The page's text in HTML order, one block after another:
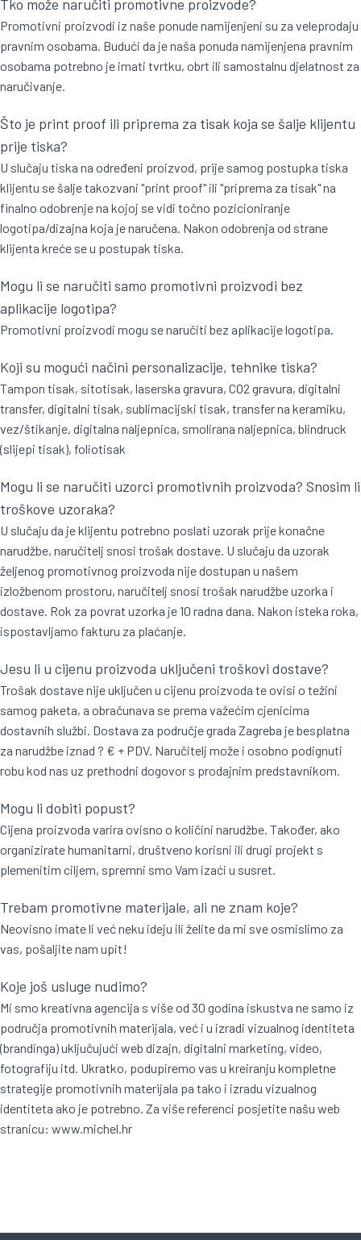
Tko može naručiti promotivne proizvode?
Promotivni proizvodi iz naše ponude namijenjeni su za veleprodaju
pravnim osobama. Budući da je naša ponuda namijenjena pravnim
osobama potrebno je imati tvrtku, obrt ili samostalnu djelatnost za
naručivanje.
Što je print proof ili priprema za tisak koja se šalje klijentu
prije tiska?
U slučaju tiska na određeni proizvod, prije samog postupka tiska
klijentu se šalje takozvani "print proof" ili "priprema za tisak" na
finalno odobrenje na kojoj se vidi točno pozicioniranje
logotipa/dizajna koja je naručena. Nakon odobrenja od strane
klijenta kreće se u postupak tiska.
Mogu li se naručiti samo promotivni proizvodi bez
aplikacije logotipa?
Promotivni proizvodi mogu se naručiti bez aplikacije logotipa.
Koji su mogući načini personalizacije, tehnike tiska?
Tampon tisak, sitotisak, laserska gravura, CO2 gravura, digitalni
transfer, digitalni tisak, sublimacijski tisak, transfer na keramiku,
vez/štikanje, digitalna naljepnica, smolirana naljepnica, blindruck
(slijepi tisak), foliotisak
Mogu li se naručiti uzorci promotivnih proizvoda? Snosim li
troškove uzoraka?
U slučaju da je klijentu potrebno poslati uzorak prije konačne
narudžbe, naručitelj snosi trošak dostave. U slučaju da uzorak
željenog promotivnog proizvoda nije dostupan u našem
izložbenom prostoru, naručitelj snosi trošak narudžbe uzorka i
dostave. Rok za povrat uzorka je 10 radna dana. Nakon isteka roka,
ispostavljamo fakturu za plaćanje.
Jesu li u cijenu proizvoda uključeni troškovi dostave?
Trošak dostave nije uključen u cijenu proizvoda te ovisi o težini
samog paketa, a obračunava se prema važećim cjenicima
dostavnih službi. Dostava za područje grada Zagreba je besplatna
za narudžbe iznad ? € + PDV. Naručitelj može i osobno podignuti
robu kod nas uz prethodni dogovor s prodajnim predstavnikom.
Mogu li dobiti popust?
Cijena proizvoda varira ovisno o količini narudžbe. Također, ako
organizirate humanitarni, društveno korisni ili drugi projekt s
plemenitim ciljem, spremni smo Vam izaći u susret.
Trebam promotivne materijale, ali ne znam koje?
Neovisno imate li već neku ideju ili želite da mi sve osmislimo za
vas, pošaljite nam upit!
Koje još usluge nudimo?
Mi smo kreativna agencija s više od 30 godina iskustva ne samo iz
područja promotivnih materijala, već i u izradi vizualnog identiteta
(brandinga) uključujući web dizajn, digitalni marketing, video,
fotografiju itd. Ukratko, podupiremo vas u kreiranju kompletne
strategije promotivnih materijala pa tako i izradu vizualnog
identiteta ako je potrebno. Za više referenci posjetite našu web
stranicu: www.michel.hr